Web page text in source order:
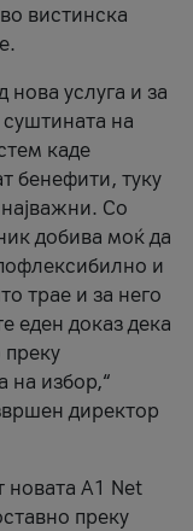
вистинска
услуга и за
на
каде
бенефити, туку
Со
добива моќ да
и
трае и за него
еден доказ дека
преку
на избор,“
директор
новата А1 Net
преку